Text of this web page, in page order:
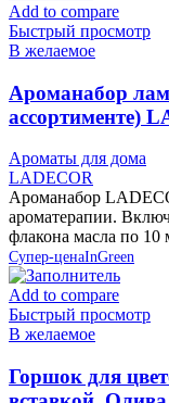
Add to compare
Быстрый просмотр
В желаемое
Ароманабор
ассортименте)
Ароматы для дома
LADECOR
Ароманабор
ароматерапии.
флакона масла по
Супер-ценаInGreen
Add to compare
Быстрый просмотр
В желаемое
Горшок для